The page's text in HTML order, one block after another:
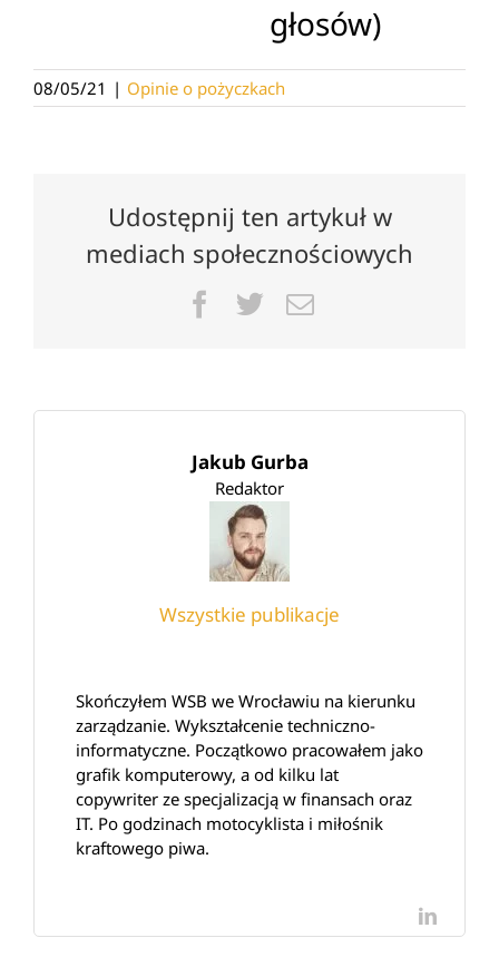
głosów)
08/05/21 | Opinie o pożyczkach
Udostępnij ten artykuł w
mediach społecznościowych
Facebook
TwitterEmail
Jakub Gurba
Redaktor
Wszystkie publikacje
Skończyłem WSB we Wrocławiu na kierunku
zarządzanie. Wykształcenie techniczno-
informatyczne. Początkowo pracowałem jako
grafik komputerowy, a od kilku lat
copywriter ze specjalizacją w finansach oraz
IT. Po godzinach motocyklista i miłośnik
kraftowego piwa.
LinkedIn